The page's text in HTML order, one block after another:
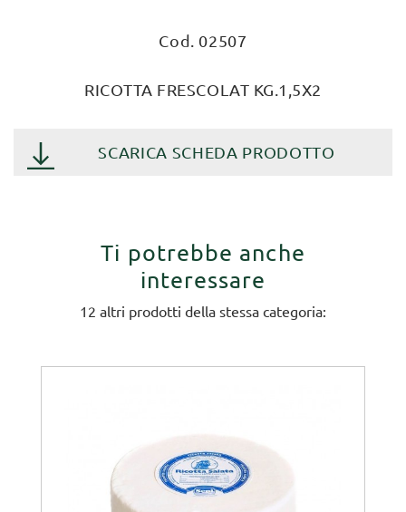
Cod. 02507
RICOTTA FRESCOLAT KG.1,5X2
SCARICA SCHEDA PRODOTTO
Ti potrebbe anche
interessare
12 altri prodotti della stessa categoria: